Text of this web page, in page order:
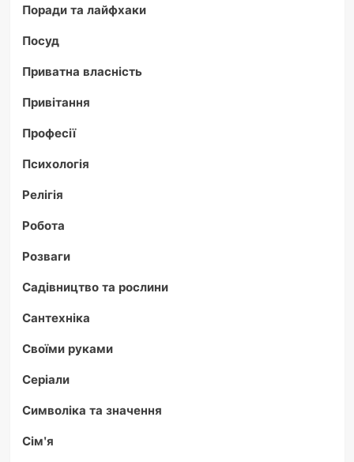
Поради та лайфхаки
Посуд
Приватна власність
Привітання
Професії
Психологія
Релігія
Робота
Розваги
Садівництво та рослини
Сантехніка
Своїми руками
Серіали
Символіка та значення
Сім'я